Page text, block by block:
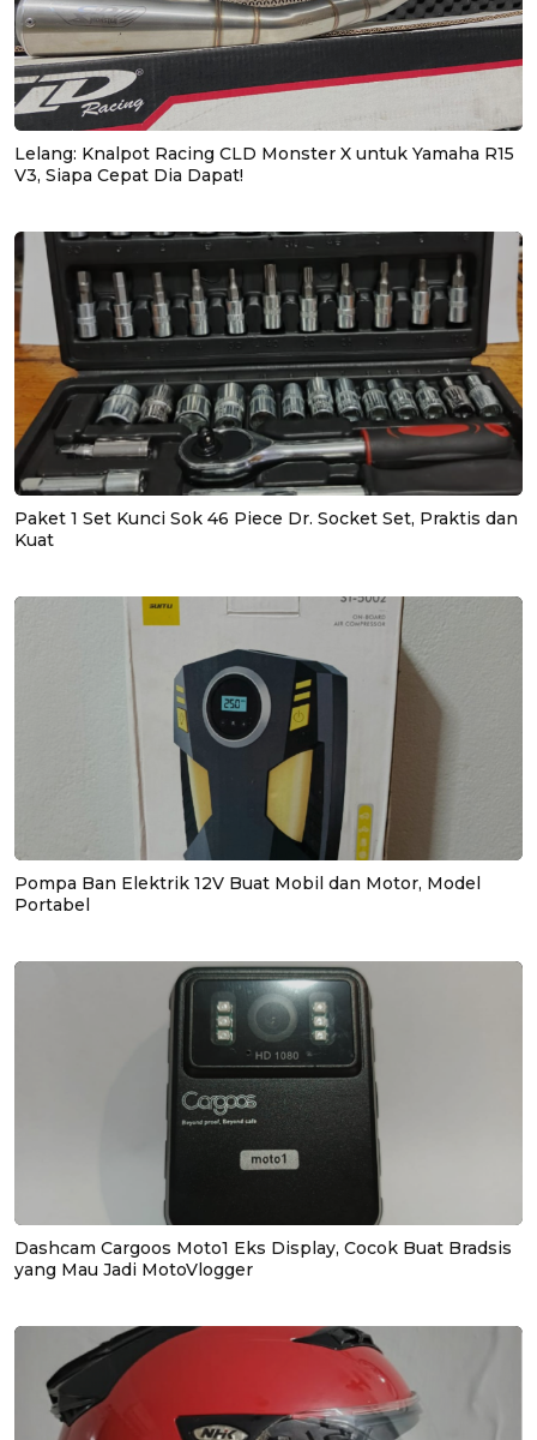
Lelang: Knalpot Racing CLD Monster X untuk Yamaha R15
V3, Siapa Cepat Dia Dapat!
Paket 1 Set Kunci Sok 46 Piece Dr. Socket Set, Praktis dan
Kuat
Pompa Ban Elektrik 12V Buat Mobil dan Motor, Model
Portabel
Dashcam Cargoos Moto1 Eks Display, Cocok Buat Bradsis
yang Mau Jadi MotoVlogger